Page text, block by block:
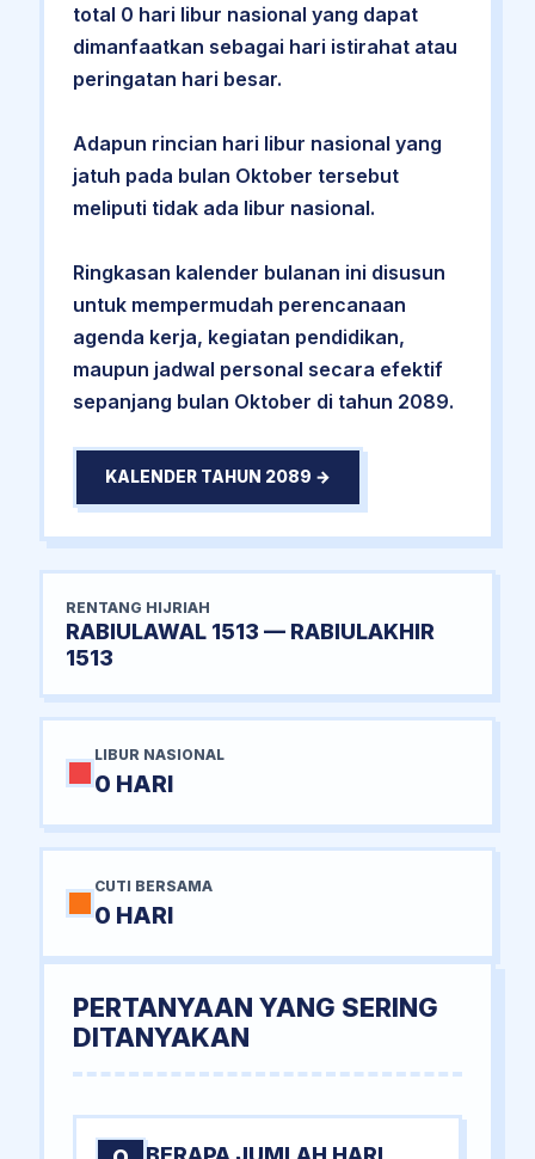
total 0 hari libur nasional yang dapat
dimanfaatkan sebagai hari istirahat atau
peringatan hari besar.
Adapun rincian hari libur nasional yang
jatuh pada bulan Oktober tersebut
meliputi tidak ada libur nasional.
Ringkasan kalender bulanan ini disusun
untuk mempermudah perencanaan
agenda kerja, kegiatan pendidikan,
maupun jadwal personal secara efektif
sepanjang bulan Oktober di tahun 2089.
KALENDER TAHUN 2089 →
RENTANG HIJRIAH
RABIULAWAL 1513 — RABIULAKHIR
1513
LIBUR NASIONAL
0 HARI
CUTI BERSAMA
0 HARI
PERTANYAAN YANG SERING
DITANYAKAN